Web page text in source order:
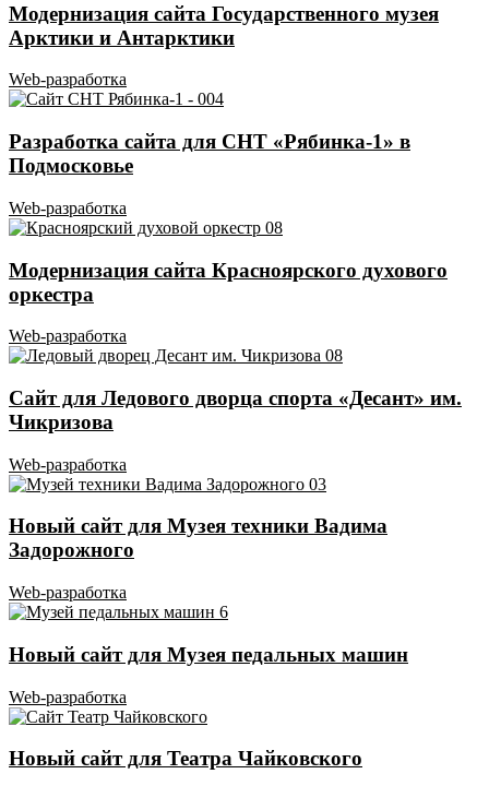
Модернизация сайта Государственного музея
Арктики и Антарктики
Web-разработка
Разработка сайта для СНТ «Рябинка-1» в
Подмосковье
Web-разработка
Модернизация сайта Красноярского духового
оркестра
Web-разработка
Сайт для Ледового дворца спорта «Десант» им.
Чикризова
Web-разработка
Новый сайт для Музея техники Вадима
Задорожного
Web-разработка
Новый сайт для Музея педальных машин
Web-разработка
Новый сайт для Театра Чайковского